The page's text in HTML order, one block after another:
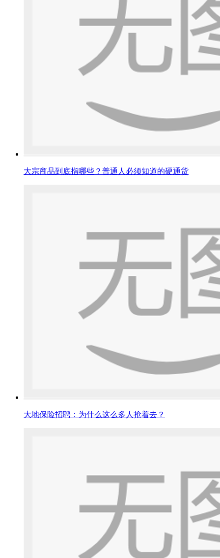
大宗商品到底指哪些？普通人必须知道的硬通货
大地保险招聘：为什么这么多人抢着去？